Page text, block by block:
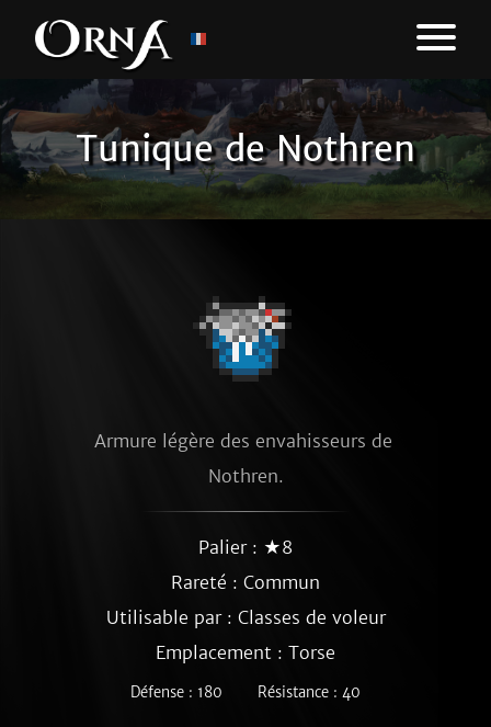
Tunique de Nothren
Armure légère des envahisseurs de
Nothren.
Palier : ★8
Rareté : Commun
Utilisable par : Classes de voleur
Emplacement : Torse
Défense : 180 Résistance : 40